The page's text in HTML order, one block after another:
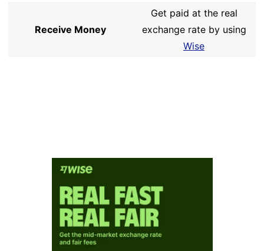
Receive Money
Get paid at the real
exchange rate by using
Wise